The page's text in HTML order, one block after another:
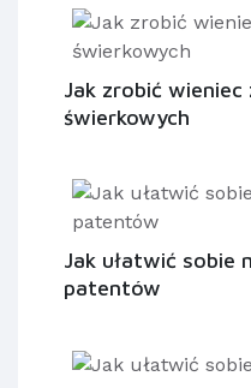
Jak zrobić wieniec
świerkowych
Jak ułatwić sobie
patentów